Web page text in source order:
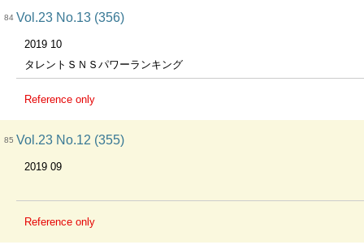
84 Vol.23 No.13 (356)
2019 10
タレントＳＮＳパワーランキング
Reference only
85 Vol.23 No.12 (355)
2019 09
Reference only